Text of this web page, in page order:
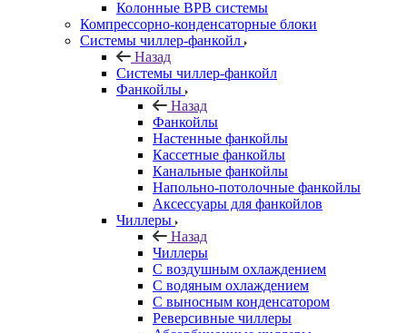
Колонные ВРВ системы
Компрессорно-конденсаторные блоки
Системы чиллер-фанкойл
Назад
Системы чиллер-фанкойл
Фанкойлы
Назад
Фанкойлы
Настенные фанкойлы
Кассетные фанкойлы
Канальные фанкойлы
Напольно-потолочные фанкойлы
Аксессуары для фанкойлов
Чиллеры
Назад
Чиллеры
С воздушным охлаждением
С водяным охлаждением
С выносным конденсатором
Реверсивные чиллеры